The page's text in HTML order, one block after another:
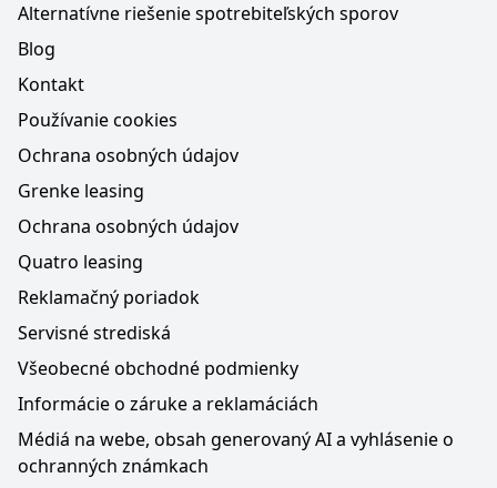
Alternatívne riešenie spotrebiteľských sporov
Blog
Kontakt
Používanie cookies
Ochrana osobných údajov
Grenke leasing
Ochrana osobných údajov
Quatro leasing
Reklamačný poriadok
Servisné strediská
Všeobecné obchodné podmienky
Informácie o záruke a reklamáciách
Médiá na webe, obsah generovaný AI a vyhlásenie o
ochranných známkach